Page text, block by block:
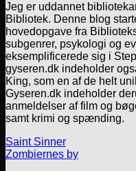
Jeg er uddannet
Bibliotek. Denne blog
hovedopgave fra
subgenrer, psykologi og
eksemplificerede sig i
gyseren.dk indeholder
King, som en af de helt
Gyseren.dk indeholder
anmeldelser af film og
samt krimi og spænding.
Saint Sinner
Zombiernes by